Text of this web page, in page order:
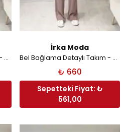
Bel Bağlama Detaylı Takım - Krem
İrka Moda
Bel Bağlama Detaylı Takım - vizon
₺ 660
Sepetteki Fiyat: ₺
561,00